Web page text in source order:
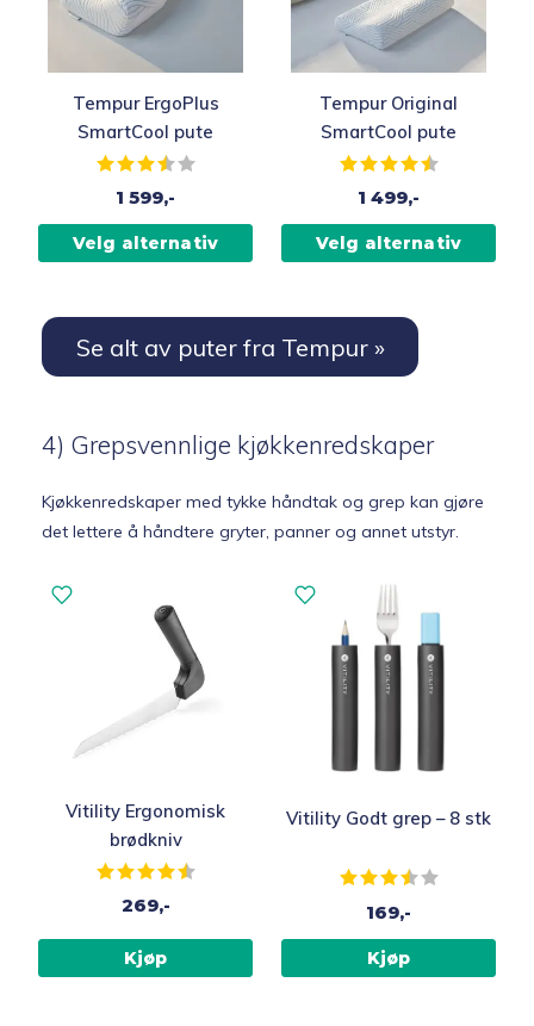
Tempur ErgoPlus
SmartCool pute
Karakter:
1 599,-
Velg alternativ
Tempur Original
SmartCool pute
Karakter:
1 499,-
Velg alternativ
Se alt av puter fra Tempur »
4) Grepsvennlige kjøkkenredskaper
Kjøkkenredskaper med tykke håndtak og grep kan gjøre
det lettere å håndtere gryter, panner og annet utstyr.
Vitility Ergonomisk
brødkniv
Karakter:
269,-
Kjøp
Vitility Godt grep – 8 stk
Karakter:
169,-
Kjøp